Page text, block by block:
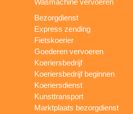
Wasmachine vervoeren
Bezorgdienst
Express zending
Fietskoerier
Goederen vervoeren
Koeriersbedrijf
Koeriersbedrijf beginnen
Koeriersdienst
Kunsttransport
Marktplaats bezorgdienst